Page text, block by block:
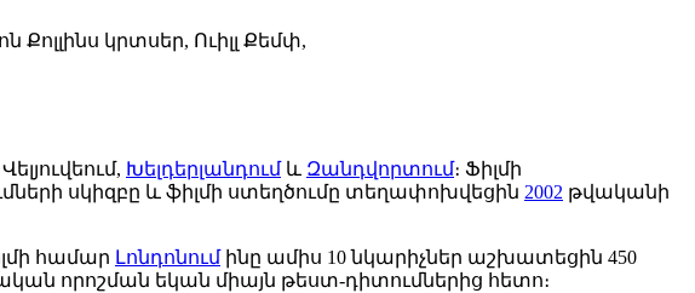
Քոլլինս կրտսեր, Ուիլլ Քեմփ,
Խելդերլանդում և Զանդվորտում։ Ֆիլմի
սկիզբը և ֆիլմի ստեղծումը տեղափոխվեցին 2002 թվականի
համար Լոնդոնում ինը ամիս 10 նկարիչներ աշխատեցին 450
որոշման եկան միայն թեստ-դիտումներից հետո։